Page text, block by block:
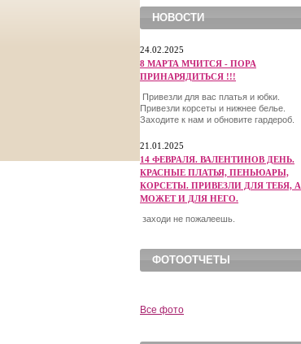
НОВОСТИ
24.02.2025
8 МАРТА МЧИТСЯ - ПОРА
ПРИНАРЯДИТЬСЯ !!!
Привезли для вас платья и юбки.
Привезли корсеты и нижнее белье.
Заходите к нам и обновите гардероб.
21.01.2025
14 ФЕВРАЛЯ. ВАЛЕНТИНОВ ДЕНЬ.
КРАСНЫЕ ПЛАТЬЯ, ПЕНЬЮАРЫ,
КОРСЕТЫ. ПРИВЕЗЛИ ДЛЯ ТЕБЯ, А
МОЖЕТ И ДЛЯ НЕГО.
заходи не пожалеешь.
ФОТООТЧЕТЫ
Все фото